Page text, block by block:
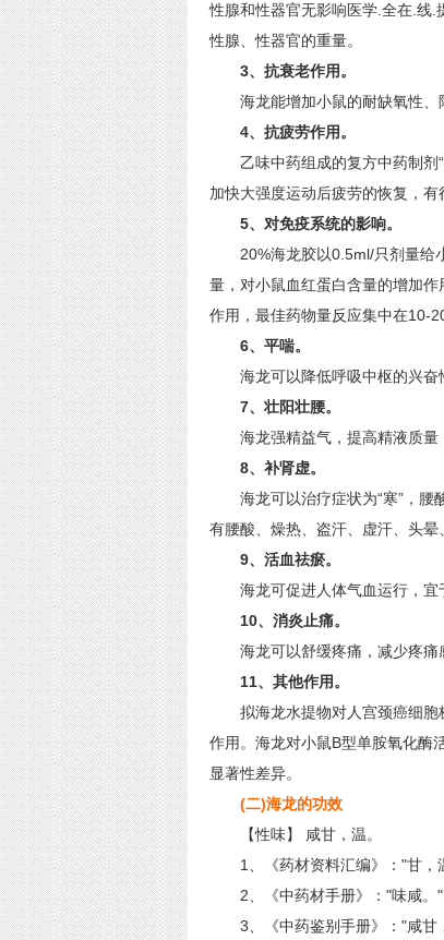
性腺和性器官无影响医学.全在.线.
性腺、性器官的重量。
3、抗衰老作用。
海龙能增加小鼠的耐缺氧性、
4、抗疲劳作用。
乙味中药组成的复方中药制剂“
加快大强度运动后疲劳的恢复，有
5、对免疫系统的影响。
20%海龙胶以0.5ml/只剂量给小
量，对小鼠血红蛋白含量的增加
作用，最佳药物量反应集中在10-
6、平喘。
海龙可以降低呼吸中枢的兴奋
7、壮阳壮腰。
海龙强精益气，提高精液质量
8、补肾虚。
海龙可以治疗症状为“寒”，腰
有腰酸、燥热、盗汗、虚汗、头晕
9、活血祛瘀。
海龙可促进人体气血运行，宜
10、消炎止痛。
海龙可以舒缓疼痛，减少疼痛
11、其他作用。
拟海龙水提物对人宫颈癌细胞
作用。海龙对小鼠B型单胺氧化酶
显著性差异。
(二)海龙的功效
【性味】 咸甘，温。
1、《药材资料汇编》："甘，
2、《中药材手册》："味咸。"
3、《中药鉴别手册》："咸甘